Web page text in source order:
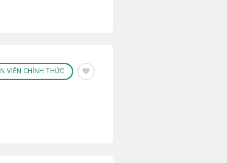
VIÊN CHÍNH THỨC